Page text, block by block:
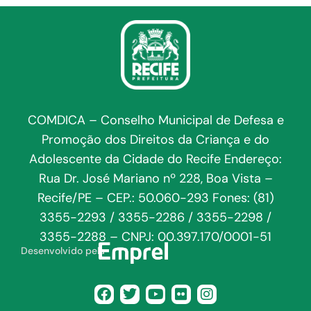
COMDICA – Conselho Municipal de Defesa e
Promoção dos Direitos da Criança e do
Adolescente da Cidade do Recife Endereço:
Rua Dr. José Mariano nº 228, Boa Vista –
Recife/PE – CEP.: 50.060-293 Fones: (81)
3355-2293 / 3355-2286 / 3355-2298 /
3355-2288 – CNPJ: 00.397.170/0001-51
Desenvolvido pela